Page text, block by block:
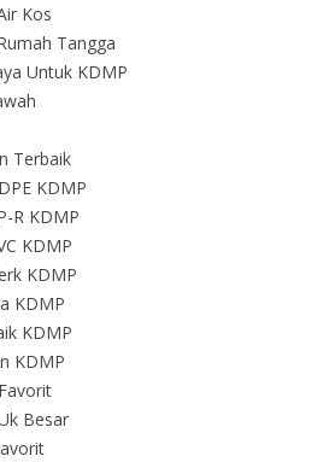
Kos
Tangga
Untuk KDMP
Terbaik
KDMP
R KDMP
KDMP
KDMP
KDMP
KDMP
KDMP
Besar